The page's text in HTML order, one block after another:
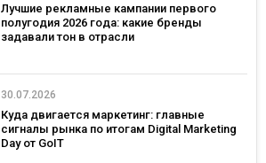
Лучшие рекламные кампании первого
полугодия 2026 года: какие бренды
задавали тон в отрасли
30.07.2026
Куда двигается маркетинг: главные
сигналы рынка по итогам Digital Marketing
Day от GoIT